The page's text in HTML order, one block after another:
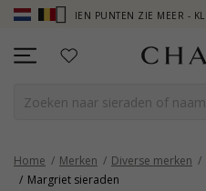
PUNTEN ZIE MEER - KLIK HIER
Home Merken Diverse merken
Margriet sieraden